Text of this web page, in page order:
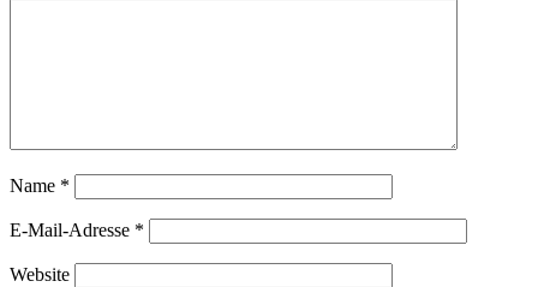
Name *
E-Mail-Adresse *
Website